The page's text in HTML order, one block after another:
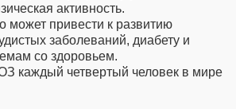
активность.
может привести к развитию
заболеваний, диабету и
со здоровьем.
каждый четвертый человек в мире